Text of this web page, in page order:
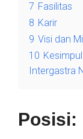
7 Fasilitas
8 Karir
9 Visi dan
10
Intergastra
Posisi: